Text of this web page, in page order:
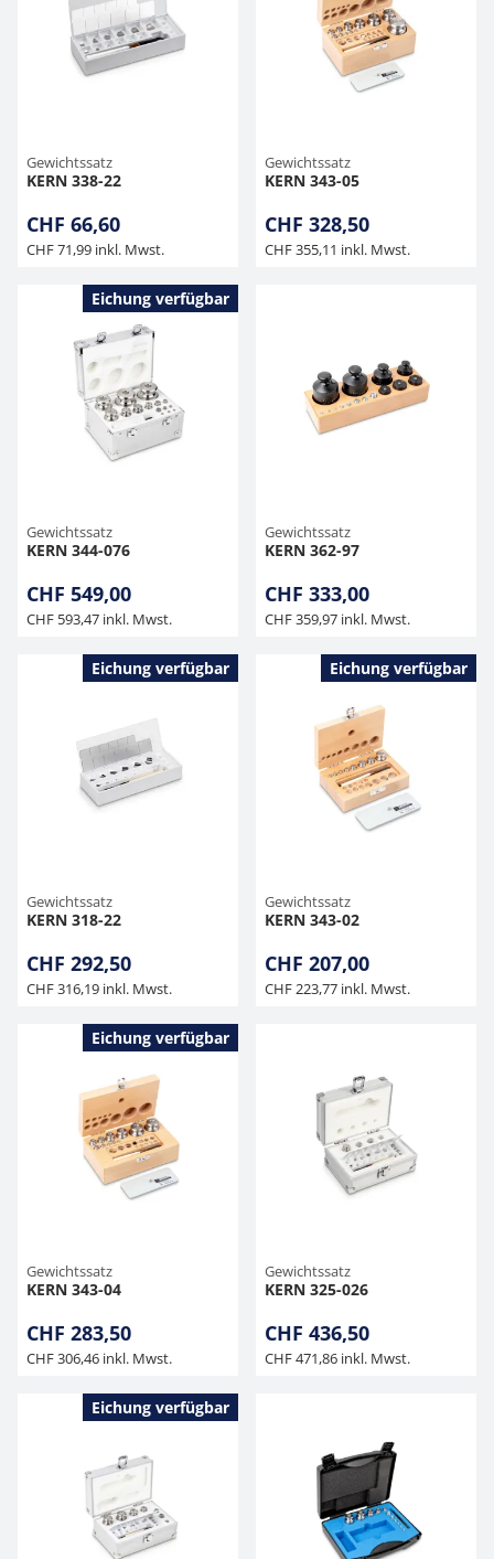
Gewichtssatz
KERN 338-22
CHF 66,60
CHF 71,99 inkl. Mwst.
Gewichtssatz
KERN 343-05
CHF 328,50
CHF 355,11 inkl. Mwst.
Eichung verfügbar
Gewichtssatz
KERN 344-076
CHF 549,00
CHF 593,47 inkl. Mwst.
Gewichtssatz
KERN 362-97
CHF 333,00
CHF 359,97 inkl. Mwst.
Eichung verfügbar
Gewichtssatz
KERN 318-22
CHF 292,50
CHF 316,19 inkl. Mwst.
Eichung verfügbar
Gewichtssatz
KERN 343-02
CHF 207,00
CHF 223,77 inkl. Mwst.
Eichung verfügbar
Gewichtssatz
KERN 343-04
CHF 283,50
CHF 306,46 inkl. Mwst.
Gewichtssatz
KERN 325-026
CHF 436,50
CHF 471,86 inkl. Mwst.
Eichung verfügbar
Hängewaagen
Tischwaagen
Organwaagen
Waagen inkl. Software
Zug- und Druck-Kraftmesszellen
Videomikroskope
Mikroskopkameras
Zubehör
Expertenanwendungen
Zucker
Newton-Gewichte
Schallpegelmessgerät
Zubehör
Sonstiges